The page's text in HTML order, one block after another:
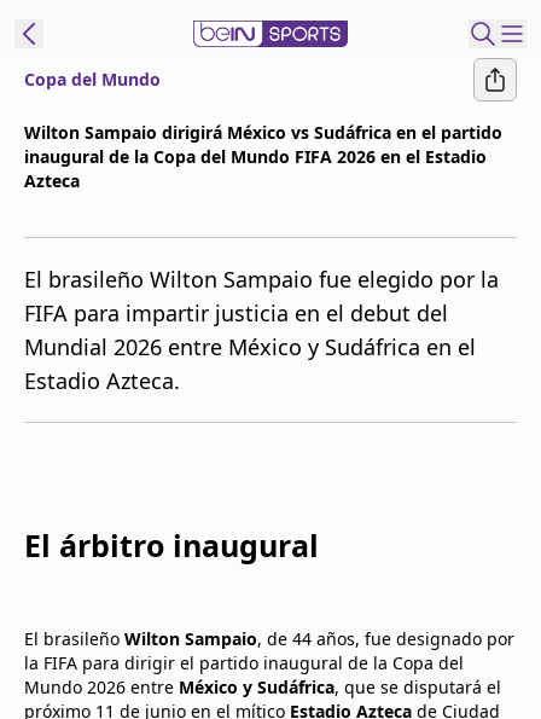
Language
ENES
beIN XTRA
Administrar
Copa del Mundo
Wilton Sampaio dirigirá México vs Sudáfrica en el partido
inaugural de la Copa del Mundo FIFA 2026 en el Estadio
Azteca
El brasileño Wilton Sampaio fue elegido por la
FIFA para impartir justicia en el debut del
Mundial 2026 entre México y Sudáfrica en el
Estadio Azteca.
El árbitro inaugural
El brasileño Wilton Sampaio, de 44 años, fue designado por
la FIFA para dirigir el partido inaugural de la Copa del
Mundo 2026 entre México y Sudáfrica, que se disputará el
próximo 11 de junio en el mítico Estadio Azteca de Ciudad